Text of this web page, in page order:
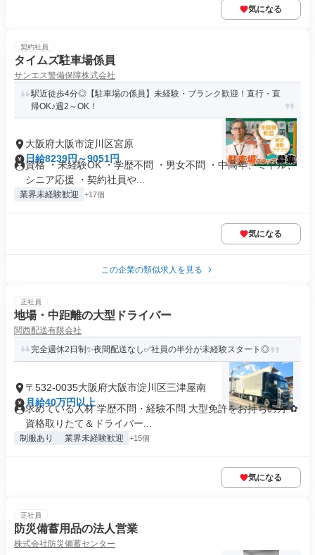
気になる
契約社員
タイムズ駐車場係員
サンエス警備保障株式会社
駅近徒歩4分◎【駐車場の係員】未経験・ブランク歓迎！直行・直
帰OK♪週2～OK！
大阪府大阪市淀川区宮原
日給8239円～9051円
資格 ・未経験OK ・学歴不問 ・男女不問 ・中高年、ミドル、
シニア応援 ・契約社員や...
業界未経験歓迎 +17個
気になる
この企業の類似求人を見る
正社員
地場・中距離の大型ドライバー
関西配送有限会社
完全週休2日制✨夜間配送なし✅社員の半分が未経験スタート◎
〒532-0035大阪府大阪市淀川区三津屋南
月給40万円以上
求めている人材 学歴不問・経験不問 大型免許をお持ちの方 ✿
資格取りたて＆ドライバー...
制服あり 業界未経験歓迎 +15個
気になる
正社員
防災備蓄用品の法人営業
株式会社防災備蓄センター